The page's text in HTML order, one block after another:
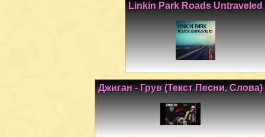
Linkin Park Roads Untraveled
Джиган - Грув (Текст Песни, Слова)